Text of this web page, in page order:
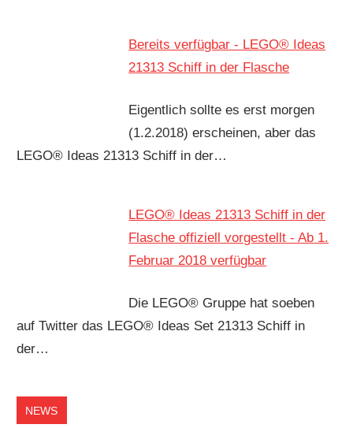
Bereits verfügbar - LEGO® Ideas
21313 Schiff in der Flasche
Eigentlich sollte es erst morgen
(1.2.2018) erscheinen, aber das
LEGO® Ideas 21313 Schiff in der…
LEGO® Ideas 21313 Schiff in der
Flasche offiziell vorgestellt - Ab 1.
Februar 2018 verfügbar
Die LEGO® Gruppe hat soeben
auf Twitter das LEGO® Ideas Set 21313 Schiff in
der…
NEWS